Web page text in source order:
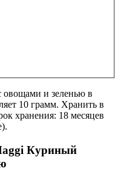
и зеленью в
10 грамм. Хранить в
хранения: 18 месяцев
Куриный